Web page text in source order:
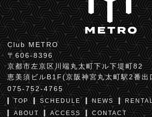
Club METRO
〒606-8396
京都市左京区川端丸太町下ル下堤町82
恵美須ビルB1F(京阪神宮丸太町駅2番出
075-752-4765
TOP SCHEDULE NEWS
ABOUT
ACCESS CONTACT